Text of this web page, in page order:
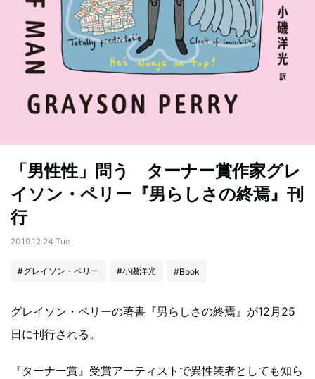
「男性性」問う ターナー賞作家グレ
イソン・ペリー『男らしさの終焉』刊
行
2019.12.24 Tue
#グレイソン・ペリー #小磯洋光 #Book
グレイソン・ペリーの著書『男らしさの終焉』が12月25
日に刊行される。
『ターナー賞』受賞アーティストで異性装者としても知ら